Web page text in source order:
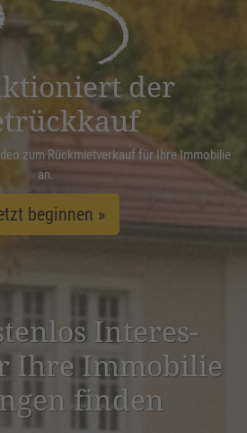
der
zum Rückmietverkauf für Ihre Immobilie
an.
beginnen »
Inter­es­
Ihre Immobilie
finden